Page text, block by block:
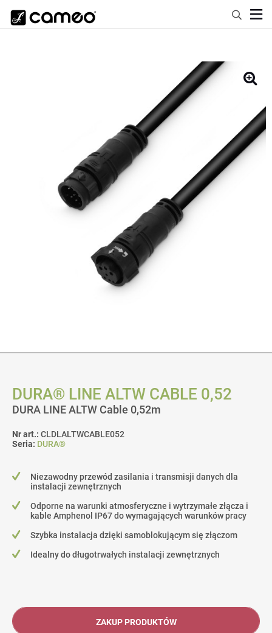
DURA® LINE ALTW CABLE 0,52
DURA LINE ALTW Cable 0,52m
Nr art.: CLDLALTWCABLE052
Seria: DURA®
Niezawodny przewód zasilania i transmisji danych dla
instalacji zewnętrznych
Odporne na warunki atmosferyczne i wytrzymałe złącza i
kable Amphenol IP67 do wymagających warunków pracy
Szybka instalacja dzięki samoblokującym się złączom
Idealny do długotrwałych instalacji zewnętrznych
ZAKUP PRODUKTÓW